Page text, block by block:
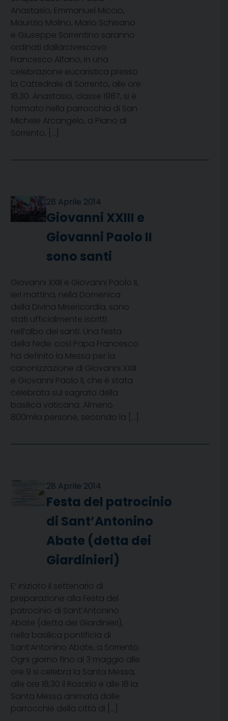
Anastasio, Emmanuel Miccio,
Maurizio Molino, Mario Schisano
e Giuseppe Sorrentino saranno
ordinati dallarcivescovo
Francesco Alfano, in una
celebrazione eucaristica presso
la Cattedrale di Sorrento, alle ore
18,30. Anastasio, classe 1987, si è
formato nella parrocchia di San
Michele Arcangelo, a Piano di
Sorrento, […]
28 Aprile 2014
Giovanni XXIII e
Giovanni Paolo II
sono santi
Giovanni XXIII e Giovanni Paolo II,
ieri mattina, nella Domenica
della Divina Misericordia, sono
stati ufficialmente iscritti
nell’albo dei santi. Una festa
della fede: così Papa Francesco
ha definito la Messa per la
canonizzazione di Giovanni XXIII
e Giovanni Paolo II, che è stata
celebrata sul sagrato della
basilica vaticana. Almeno
800mila persone, secondo la […]
28 Aprile 2014
Festa del patrocinio
di Sant’Antonino
Abate (detta dei
Giardinieri)
E’ iniziato il settenario di
preparazione alla Festa del
patrocinio di Sant’Antonino
Abate (detta dei Giardinieri),
nella basilica pontificia di
Sant’Antonino Abate, a Sorrento.
Ogni giorno fino al 3 maggio alle
ore 9 si celebra la Santa Messa,
alle ore 18,30 il Rosario e alle 18 la
Santa Messa animata dalle
parrocchie della città di […]